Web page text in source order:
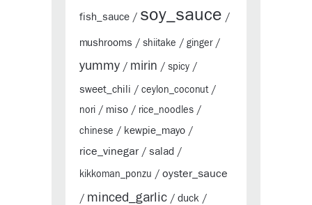
fish_sauce / soy_sauce /
mushrooms / shiitake / ginger/
yummy / mirin / spicy /
sweet_chili / ceylon_coconut /
nori / miso / rice_noodles /
chinese / kewpie_mayo /
rice_vinegar/ salad /
kikkoman_ponzu / oyster_sauce
/ minced_garlic / duck /